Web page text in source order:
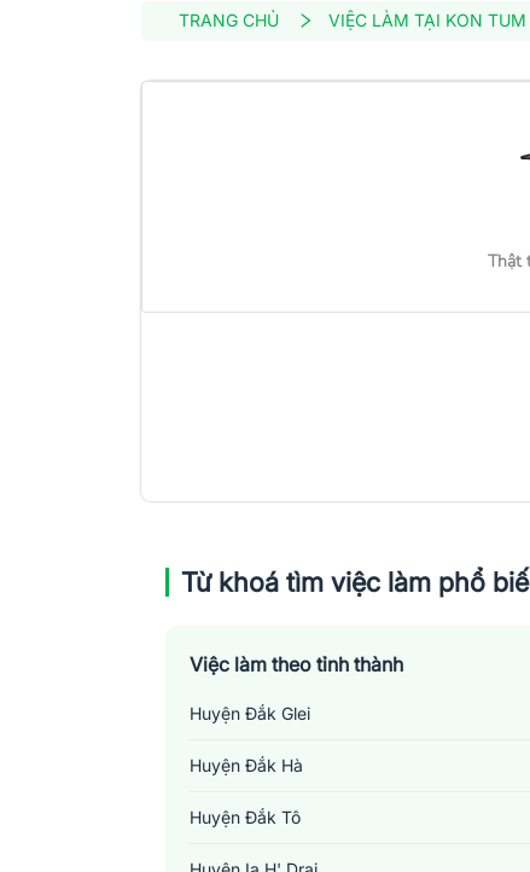
TRANG CHỦ VIỆC LÀM TẠI KON TUM
Thật
Từ khoá tìm việc làm phổ
Việc làm theo tỉnh thành
Huyện Đắk Glei
Huyện Đắk Hà
Huyện Đắk Tô